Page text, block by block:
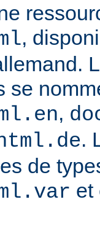
,
se
,
.
de
et